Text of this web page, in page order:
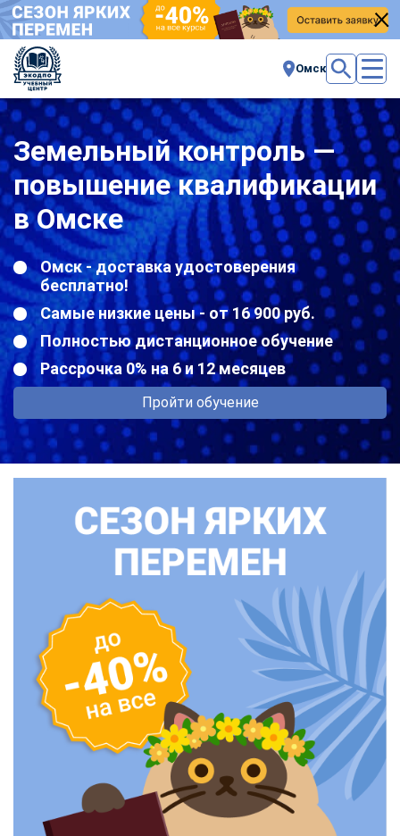
Омск
Земельный контроль —
повышение квалификации
в Омске
Омск - доставка удостоверения
бесплатно!
Самые низкие цены - от 16 900 руб.
Полностью дистанционное обучение
Рассрочка 0% на 6 и 12 месяцев
Пройти обучение